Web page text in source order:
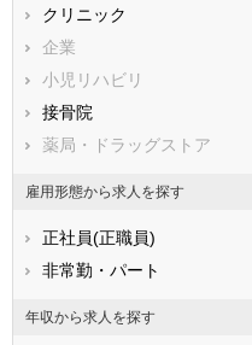
滋賀県
兵庫県
鳥取県
広島県
香川県
愛媛県
鹿児島県
クリニック
企業
小児リハビリ
接骨院
薬局・ドラッグストア
雇用形態から求人を探す
正社員(正職員)
非常勤・パート
年収から求人を探す